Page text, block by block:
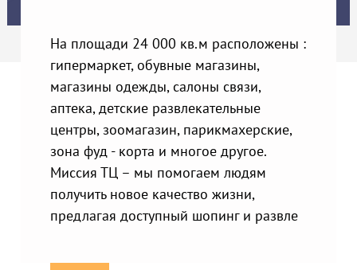
На площади 24 000 кв.м расположены :
гипермаркет, обувные магазины,
магазины одежды, салоны связи,
аптека, детские развлекательные
центры, зоомагазин, парикмахерские,
зона фуд - корта и многое другое.
Миссия ТЦ – мы помогаем людям
получить новое качество жизни,
предлагая доступный шопинг и развле